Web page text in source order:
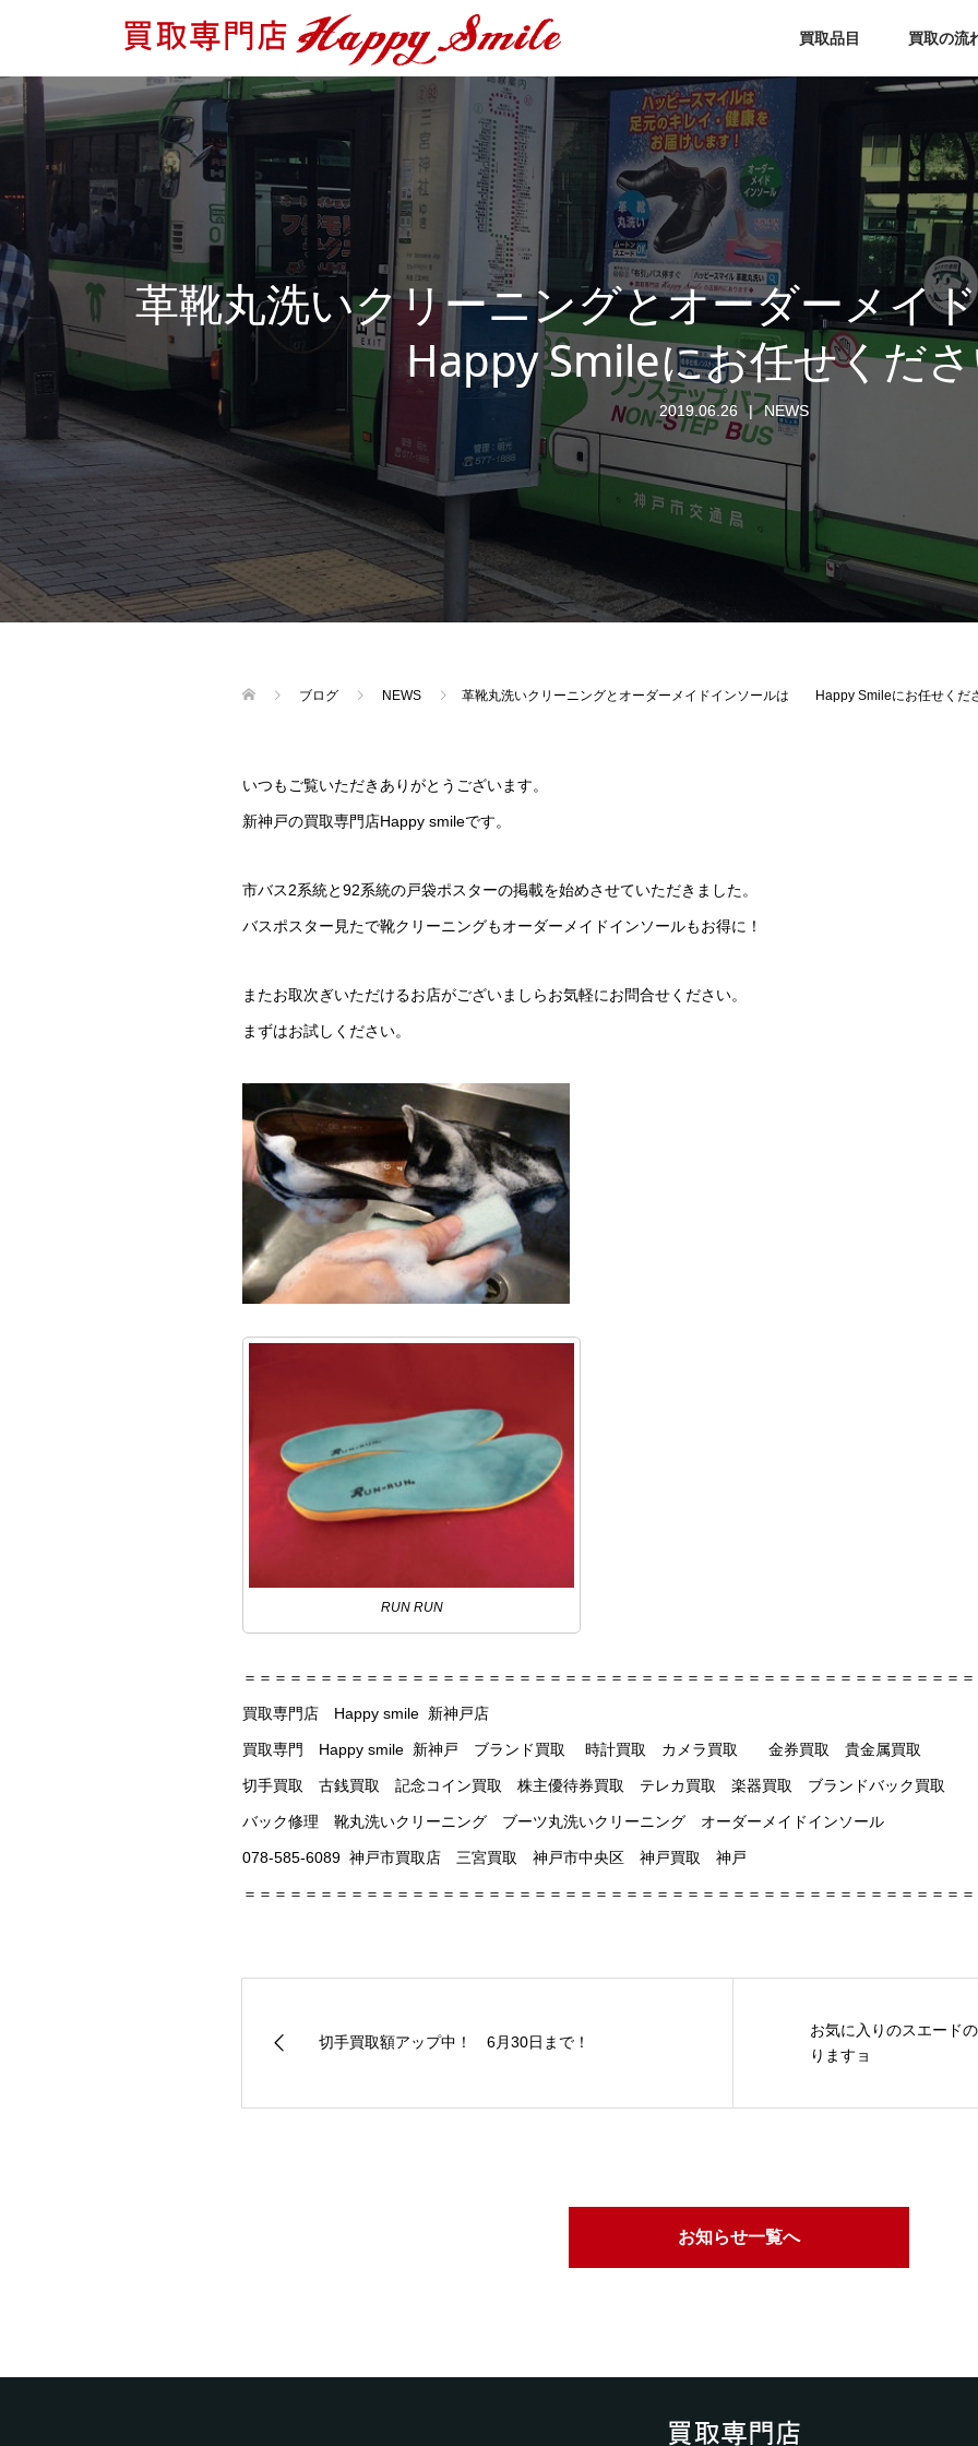
買取品目 買取の流
革靴丸洗いクリーニングとオーダーメ
Happy Smileにお任せくだ
2019.06.26 NEWS
ブログ NEWS 革靴丸洗いクリーニングとオーダーメイドインソールは Happy Smileにお任せくだ
いつもご覧いただきありがとうございます。
新神戸の買取専門店Happy smileです。
市バス2系統と92系統の戸袋ポスターの掲載を始めさせていただきました。
バスポスター見たで靴クリーニングもオーダーメイドインソールもお得に！
またお取次ぎいただけるお店がございましらお気軽にお問合せください。
まずはお試しください。
RUN RUN
＝＝＝＝＝＝＝＝＝＝＝＝＝＝＝＝＝＝＝＝＝＝＝＝＝＝＝＝＝＝＝＝＝＝＝＝＝＝＝＝＝＝＝＝＝＝＝
買取専門店 Happy smile 新神戸店
買取専門 Happy smile 新神戸 ブランド買取 時計買取 カメラ買取 金券買取 貴金属買取
切手買取 古銭買取 記念コイン買取 株主優待券買取 テレカ買取 楽器買取 ブランドバック買取
バック修理 靴丸洗いクリーニング ブーツ丸洗いクリーニング オーダーメイドインソール
078-585-6089 神戸市買取店 三宮買取 神戸市中央区 神戸買取 神戸
＝＝＝＝＝＝＝＝＝＝＝＝＝＝＝＝＝＝＝＝＝＝＝＝＝＝＝＝＝＝＝＝＝＝＝＝＝＝＝＝＝＝＝＝＝＝＝
切手買取額アップ中！ 6月30日まで！
お気に入りのスエード
りますョ
お知らせ一覧へ